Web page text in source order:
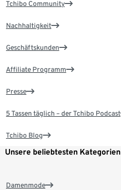
Tchibo Community
Nachhaltigkeit
Geschäftskunden
Affiliate Programm
Presse
5 Tassen täglich – der Tchibo Podcast
Tchibo Blog
Unsere beliebtesten Kategorien
Damenmode